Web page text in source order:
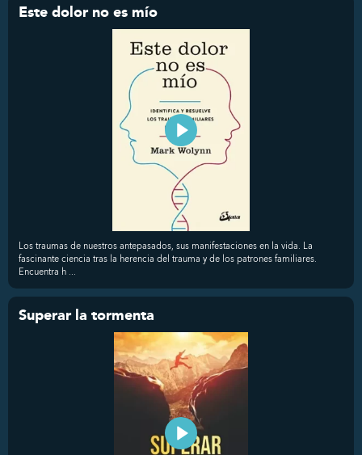
Este dolor no es mío
Los traumas de nuestros antepasados, sus manifestaciones en la vida. La
fascinante ciencia tras la herencia del trauma y de los patrones familiares.
Encuentra h ...
Superar la tormenta